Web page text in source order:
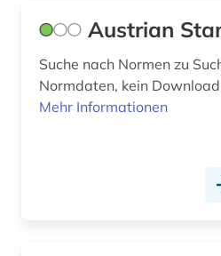
jahresbericht (1)
japan (2)
japanologie (1)
Austrian
Suche nach Normen zu
Normdaten, kein
Mehr Informationen